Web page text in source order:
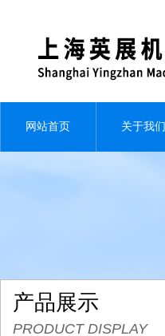
网站首页 关于我们
产品展示
PRODUCT DISPLAY